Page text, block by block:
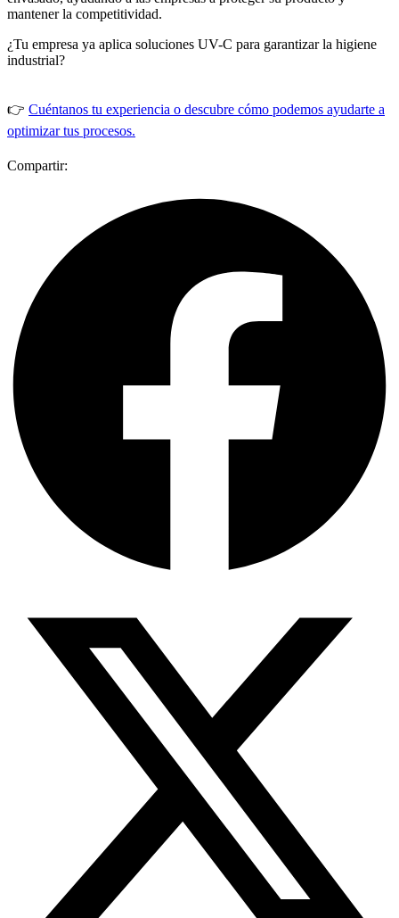
mantener la competitividad.
¿Tu empresa ya aplica soluciones UV-C para garantizar la higiene
industrial?
👉 Cuéntanos tu experiencia o descubre cómo podemos ayudarte a
optimizar tus procesos.
Compartir: